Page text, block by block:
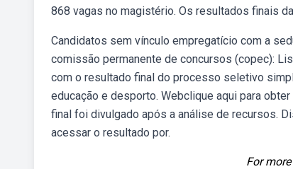
868 vagas no magistério. Os resultados finais
Candidatos sem vínculo empregatício com a
comissão permanente de concursos (copec):
com o resultado final do processo seletivo
educação e desporto. Webclique aqui para
final foi divulgado após a análise de recursos.
acessar o resultado por.
For